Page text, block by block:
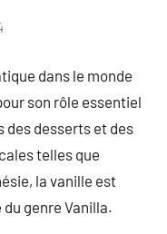
dans le monde
son rôle essentiel
des desserts et des
telles que
la vanille est
du genre Vanilla.